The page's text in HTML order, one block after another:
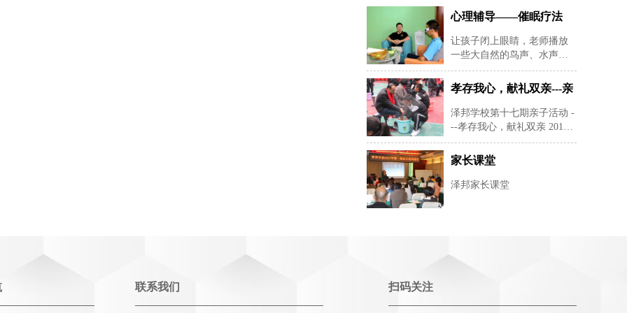
心理辅导——催眠疗法
让孩子闭上眼睛，老师播放
一些大自然的鸟声、水声等
纯音乐，帮助孩子快速定下
来，再用暗示性语言帮助孩
子进入睡眠状态，有利于心
理老师深度进入孩子的
孝存我心，献礼双亲---亲
子活动
泽邦学校第十七期亲子活动 -
--孝存我心，献礼双亲 2019
年12月22日星期天早上8：30-
--下午16：00在湖南长沙安沙
镇泽邦学校举办孝存我心，
献礼双亲为主题的亲子活
家长课堂
泽邦家长课堂
联系我们 扫码关注